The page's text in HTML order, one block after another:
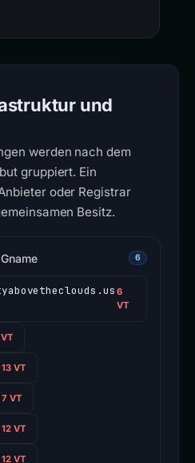
und
werden nach dem
gruppiert. Ein
oder Registrar
Besitz.
6
6
VT
13 VT
7 VT
12 VT
12 VT